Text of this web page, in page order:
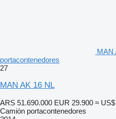
MAN
portacontenedores
27
MAN AK 16 NL
ARS 51.690.000 EUR 29.900 ≈
Camión portacontenedores